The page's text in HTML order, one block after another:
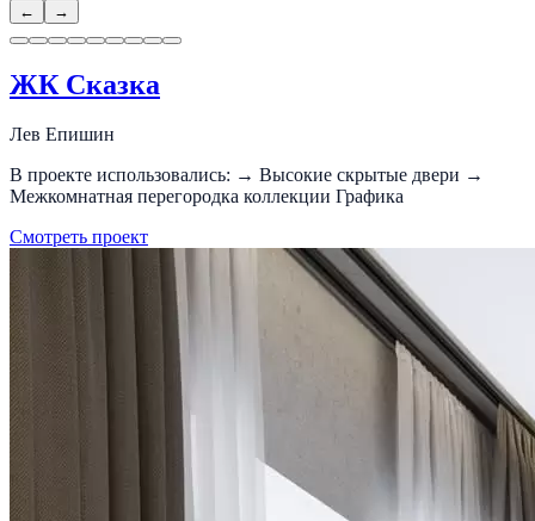
← →
ЖК Сказка
Лев Епишин
В проекте использовались: → Высокие скрытые двери →
Межкомнатная перегородка коллекции Графика
Смотреть проект